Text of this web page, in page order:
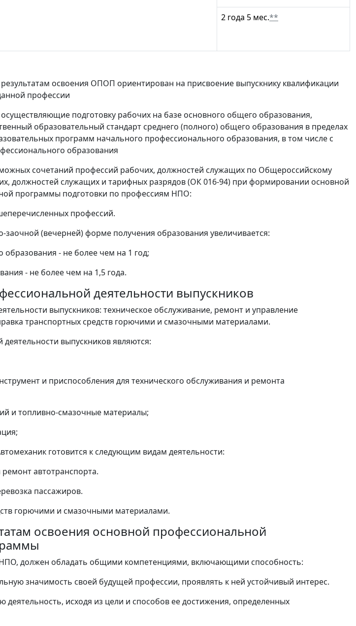
2 года 5 мес.**
освоения ОПОП ориентирован на присвоение выпускнику квалификации
профессии
подготовку рабочих на базе основного общего образования,
образовательный стандарт среднего (полного) общего образования в пределах
программ начального профессионального образования, в том числе с
образования
сочетаний профессий рабочих, должностей служащих по Общероссийскому
должностей служащих и тарифных разрядов (ОК 016-94) при формировании основной
программы подготовки по профессиям НПО:
профессий.
(вечерней) форме получения образования увеличивается:
образования - не более чем на 1 год;
- не более чем на 1,5 года.
деятельности выпускников
выпускников: техническое обслуживание, ремонт и управление
транспортных средств горючими и смазочными материалами.
выпускников являются:
и приспособления для технического обслуживания и ремонта
и топливно-смазочные материалы;
готовится к следующим видам деятельности:
автотранспорта.
пассажиров.
горючими и смазочными материалами.
освоения основной профессиональной
должен обладать общими компетенциями, включающими способность:
значимость своей будущей профессии, проявлять к ней устойчивый интерес.
деятельность, исходя из цели и способов ее достижения, определенных